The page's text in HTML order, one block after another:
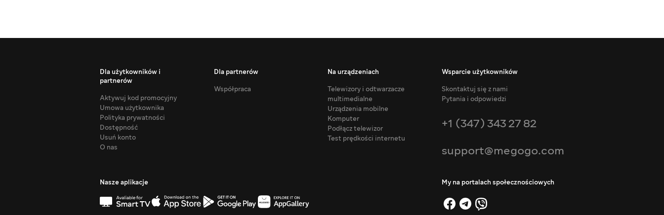
Dla użytkowników i
partnerów
Aktywuj kod promocyjny
Umowa użytkownika
Polityka prywatności
Dostępność
Usuń konto
O nas
Dla partnerów
Współpraca
Na urządzeniach
Telewizory i odtwarzacze
multimedialne
Urządzenia mobilne
Komputer
Podłącz telewizor
Test prędkości internetu
Wsparcie użytkowników
Skontaktuj się z nami
Pytania i odpowiedzi
+1 (347) 343 27 82
support@megogo.com
Nasze aplikacje My na portalach społecznościowych